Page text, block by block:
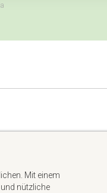
Mit einem
nützliche